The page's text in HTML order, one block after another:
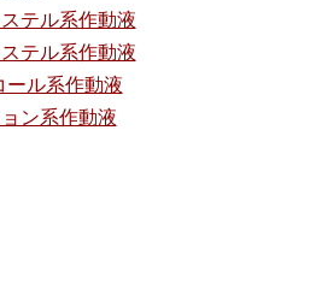
テル系作動液
テル系作動液
ール系作動液
ン系作動液